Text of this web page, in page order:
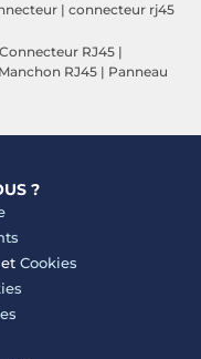
| connecteur rj45
Connecteur RJ45 |
Manchon RJ45 | Panneau
?
et Cookies